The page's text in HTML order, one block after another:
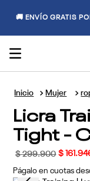
🚚 ENVÍO GRATIS
Mujer
Licra
Tight -
$ 299.900 $ 161 .
Págalo en cuotas